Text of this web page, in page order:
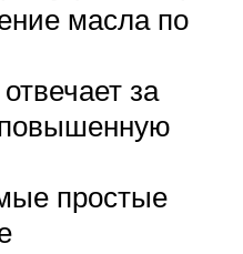
масла по
за
простые